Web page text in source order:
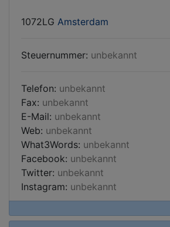
1072LG Amsterdam
Steuernummer: unbekannt
Telefon: unbekannt
Fax: unbekannt
E-Mail: unbekannt
Web: unbekannt
What3Words: unbekannt
Facebook: unbekannt
Twitter: unbekannt
Instagram: unbekannt